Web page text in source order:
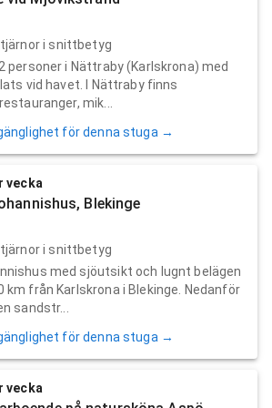
i snittbetyg
personer i Nättraby (Karlskrona) med
vid havet. I Nättraby finns
mik...
för denna stuga →
vecka
Blekinge
i snittbetyg
med sjöutsikt och lugnt belägen
km från Karlskrona i Blekinge. Nedanför
sandstr...
för denna stuga →
vecka